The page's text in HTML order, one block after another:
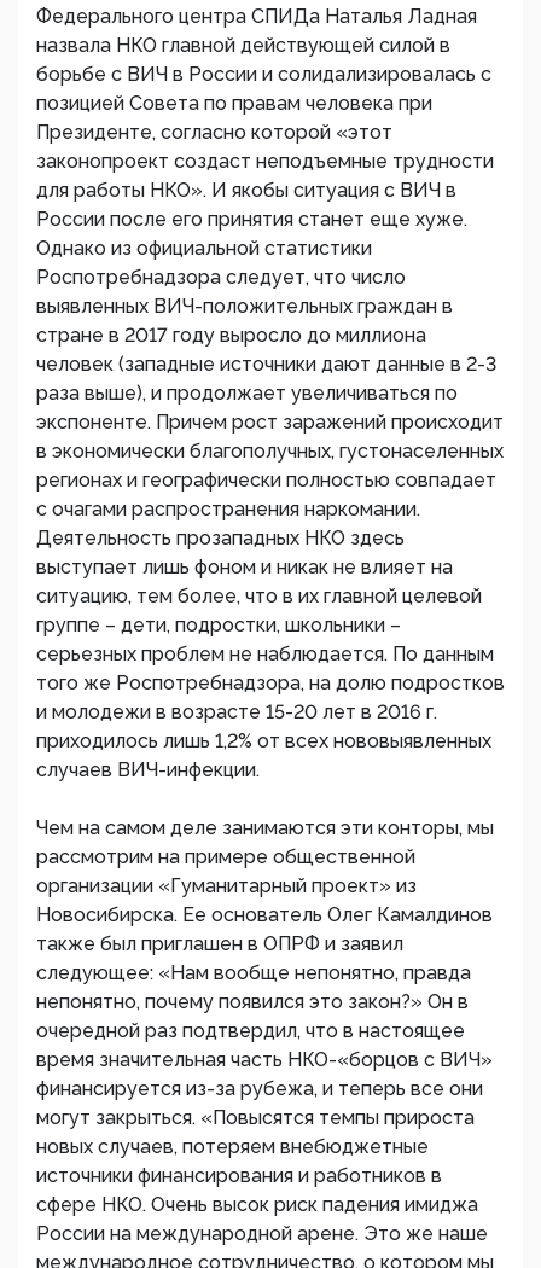
Федерального центра СПИДа Наталья Ладная
назвала НКО главной действующей силой в
борьбе с ВИЧ в России и солидализировалась с
позицией Совета по правам человека при
Президенте, согласно которой «этот
законопроект создаст неподъемные трудности
для работы НКО». И якобы ситуация с ВИЧ в
России после его принятия станет еще хуже.
Однако из официальной статистики
Роспотребнадзора следует, что число
выявленных ВИЧ-положительных граждан в
стране в 2017 году выросло до миллиона
человек (западные источники дают данные в 2-3
раза выше), и продолжает увеличиваться по
экспоненте. Причем рост заражений происходит
в экономически благополучных, густонаселенных
регионах и географически полностью совпадает
с очагами распространения наркомании.
Деятельность прозападных НКО здесь
выступает лишь фоном и никак не влияет на
ситуацию, тем более, что в их главной целевой
группе – дети, подростки, школьники –
серьезных проблем не наблюдается. По данным
того же Роспотребнадзора, на долю подростков
и молодежи в возрасте 15-20 лет в 2016 г.
приходилось лишь 1,2% от всех нововыявленных
случаев ВИЧ-инфекции.
Чем на самом деле занимаются эти конторы, мы
рассмотрим на примере общественной
организации «Гуманитарный проект» из
Новосибирска. Ее основатель Олег Камалдинов
также был приглашен в ОПРФ и заявил
следующее: «Нам вообще непонятно, правда
непонятно, почему появился это закон?» Он в
очередной раз подтвердил, что в настоящее
время значительная часть НКО-«борцов с ВИЧ»
финансируется из-за рубежа, и теперь все они
могут закрыться. «Повысятся темпы прироста
новых случаев, потеряем внебюджетные
источники финансирования и работников в
сфере НКО. Очень высок риск падения имиджа
России на международной арене. Это же наше
международное сотрудничество, о котором мы